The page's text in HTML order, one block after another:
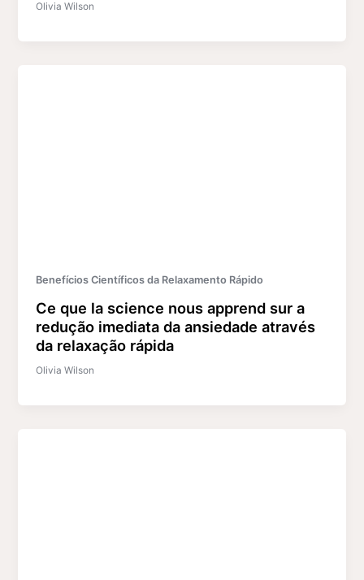
Olivia Wilson
Benefícios Científicos da Relaxamento Rápido
Ce que la science nous apprend sur a
redução imediata da ansiedade através
da relaxação rápida
Olivia Wilson